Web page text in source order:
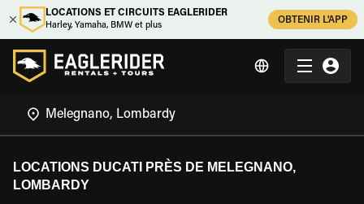
LOCATIONS ET CIRCUITS EAGLERIDER
Harley, Yamaha, BMW et plus
OBTENIR L'APP
LOCATIONS DUCATI PRÈS DE MELEGNANO,
LOMBARDY